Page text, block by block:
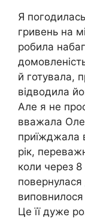
Я
гривень на
робила
й готувала,
відводила
Але я не
вважала
приїжджала
рік,
коли через 8
повернулася
Це її дуже